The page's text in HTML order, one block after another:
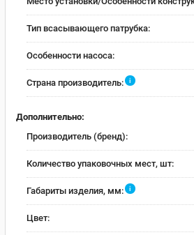
Тип всасывающего патрубка:
Особенности насоса:
Страна производитель: i
Дополнительно:
Производитель (бренд):
Количество упаковочных мест, шт:
Габариты изделия, мм: i
Цвет: